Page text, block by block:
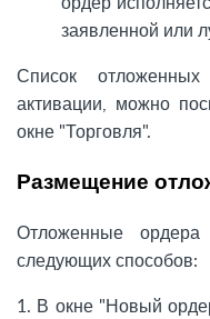
заявленной или
Список
активации, можно
окне "Торговля".
Размещение
Отложенные
следующих способов:
1. В окне "Новый